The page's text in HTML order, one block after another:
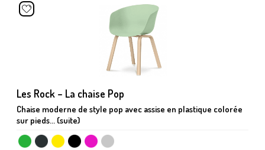
Les Rock – La chaise Pop
Chaise moderne de style pop avec assise en plastique colorée
sur pieds... (suite)